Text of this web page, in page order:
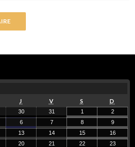
J V S D
30 31 1
2
6 7 8
9
13 14 15
16
20 21 22
23